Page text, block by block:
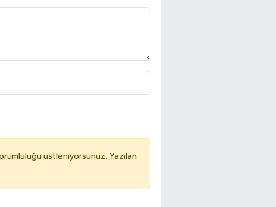
üstleniyorsunuz. Yazılan